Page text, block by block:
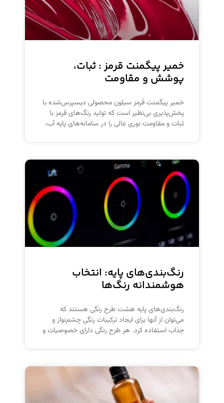
خمیر پیگمنت قرمز : ثبات،
پوشش و مقاومت
خمیر پیگمنت قرمز سیلون محصولی دیسپرس‌شده با
پخش‌پذیری بی‌نظیر است که تولید رنگ‌های قرمز با
ثبات و مقاومت نوری عالی را در سامانه‌های پایه آب،
رنگ‌بندی‌های پایه: انتخاب
هوشمندانه رنگ‌ها
رنگ‌بندی‌های پایه هشت طرح رنگی هستند که
می‌توان از آنها برای ایجاد ترکیبات رنگی چشم‌نواز و
جذاب استفاده کرد. هر طرح رنگی دارای خصوصیات و